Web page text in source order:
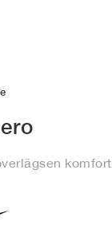
komfort.